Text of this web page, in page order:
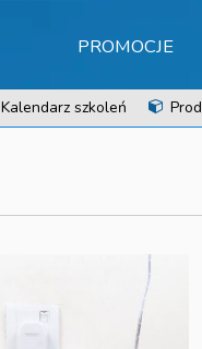
PROMOCJE
Kalendarz szkoleń